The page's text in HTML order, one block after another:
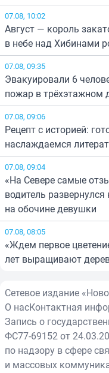
07.08, 10:02
Август — король
в небе над Хибинами
07.08, 09:35
Эвакуировали 6
пожар в трёхэтажном
07.08, 09:06
Рецепт с историей:
наслаждаемся
07.08, 09:04
«На Севере самые
водитель
на обочине девушки
07.08, 08:05
«Ждем первое
лет выращивают
Сетевое издание
О насКонтактная
Запись о
ФС77-69152 от
по надзору в сфере
и массовых